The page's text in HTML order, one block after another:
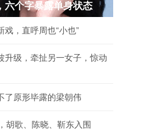
六个字暴露单身状态
戏，直呼周也“小也”
升级，牵扯另一女子，惊动
了原形毕露的梁朝伟
胡歌、陈晓、靳东入围